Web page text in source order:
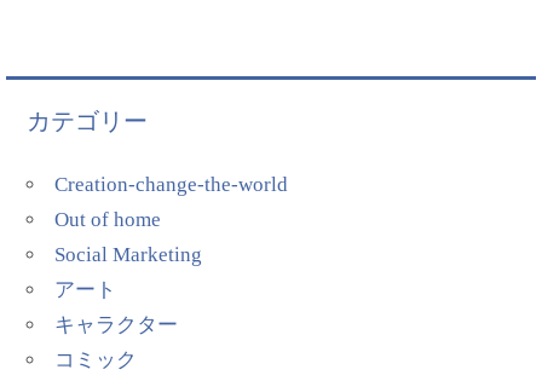
カテゴリー
Creation-change-the-world
Out of home
Social Marketing
アート
キャラクター
コミック